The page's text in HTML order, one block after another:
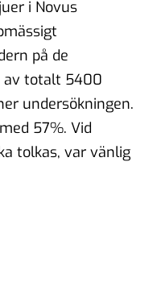
i Novus
på de
av totalt 5400
undersökningen.
57%. Vid
tolkas, var vänlig